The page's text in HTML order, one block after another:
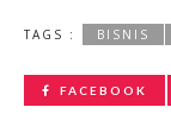
TAGS : BISNIS
FACEBOOK